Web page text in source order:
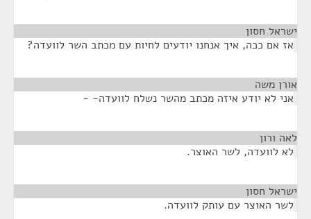
ישראל חסון
אז אם ככה, איך אנחנו יודעים לחיות עם מכתב השר לוועדה?
אורן משה
אני לא יודע איזה מכתב מהשר נשלח לוועדה- -
לאה ורון
לא לוועדה, לשר האוצר.
ישראל חסון
לשר האוצר עם עותק לוועדה.